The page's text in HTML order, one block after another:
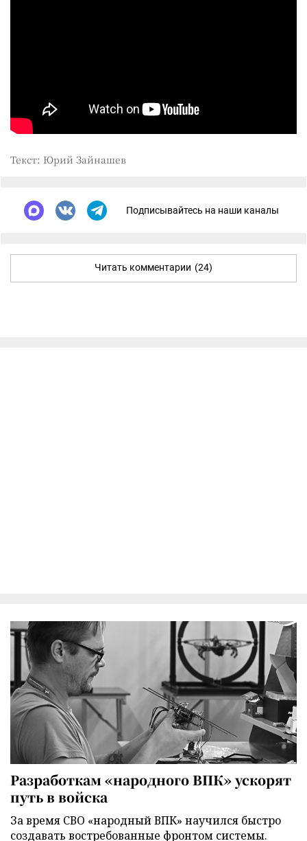
Текст: Юрий Зайнашев
Подписывайтесь на наши каналы
Читать комментарии (24)
Разработкам «народного ВПК» ускорят
путь в войска
За время СВО «народный ВПК» научился быстро
создавать востребованные фронтом системы.